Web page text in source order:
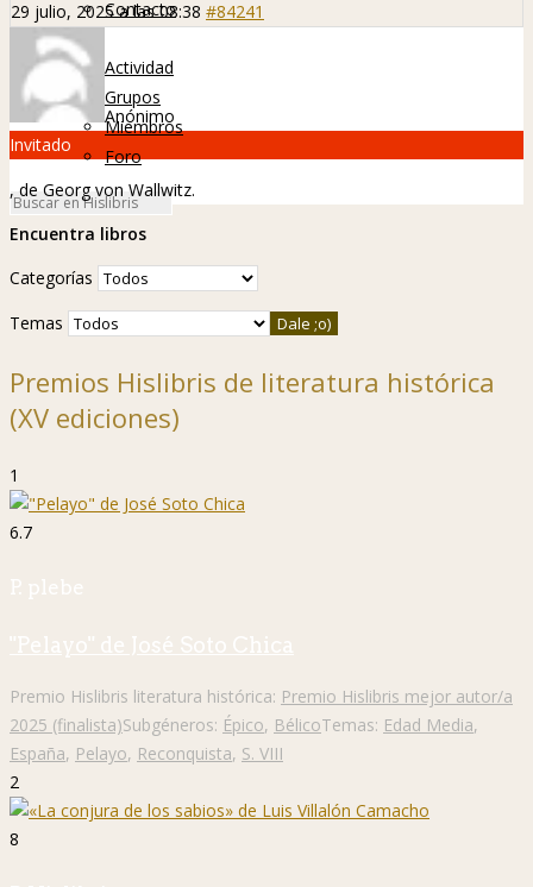
Contacto
Hislibreños
Actividad
Grupos
Miembros
Foro
29 julio, 2025 a las 08:38 #84241
Anónimo
Invitado
, de Georg von Wallwitz.
Encuentra libros
Categorías
Temas
Premios Hislibris de literatura histórica
(XV ediciones)
1
6.7
P. plebe
"Pelayo" de José Soto Chica
Premio Hislibris literatura histórica: Premio Hislibris mejor autor/a
2025 (finalista)Subgéneros: Épico, BélicoTemas: Edad Media,
España, Pelayo, Reconquista, S. VIII
2
8